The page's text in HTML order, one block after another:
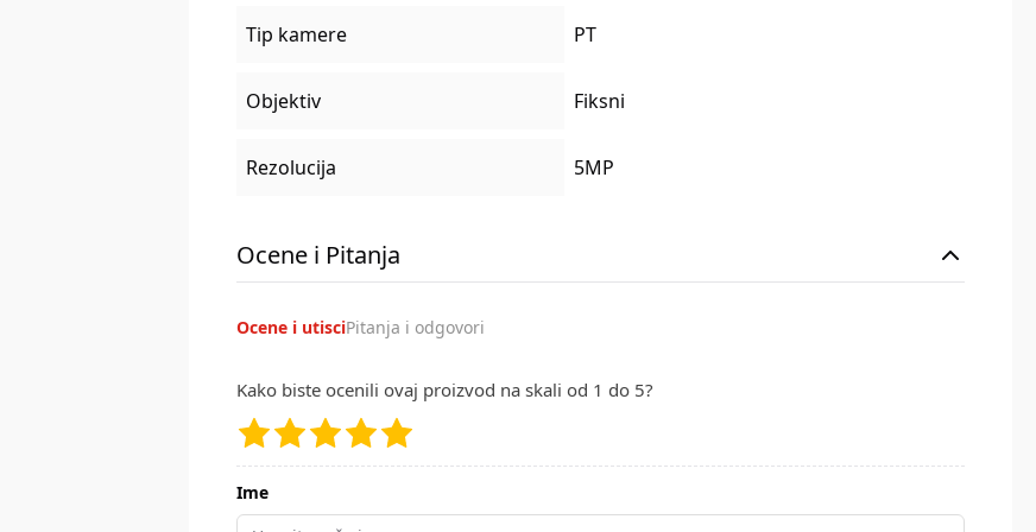
Tip kamere PT
Objektiv Fiksni
Rezolucija 5MP
Ocene i Pitanja
Ocene i utisciPitanja i odgovori
Kako biste ocenili ovaj proizvod na skali od 1 do 5?
Ime